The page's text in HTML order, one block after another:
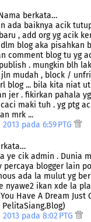
berkata…
ada baiknya acik
, add org yg acik
blog aka pisahkan
comment blog tu yg
. mungkin blh
mudah , block /
blog ... bila kita niat
jer . fikirkan pahala
maki tuh . yg ptg
mrk ...
pada 6:59 PTG
ye cik admin . Dunia
percaya blogger lain
ada la mulut yg
nyawe2 ikan xde la
Have A Dream Just
pada 8:02 PTG